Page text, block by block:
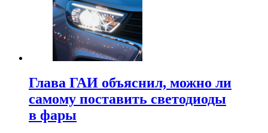
Глава ГАИ объяснил, можно ли
самому поставить светодиоды
в фары